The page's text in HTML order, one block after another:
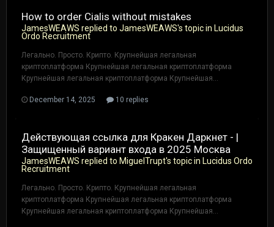
How to order Cialis without mistakes
JamesWEAWS replied to JamesWEAWS's topic in Lucidus
Ordo Recruitment
Легально. Просто. Крипто. Крупнейшая легальная
криптоплатформа Крупнейшая легальная криптоплатформа
Крупнейшая легальная криптоплатформа Крупнейшая...
December 14, 2025 10 replies
Действующая ссылка для Кракен Даркнет - |
Защищенный вариант входа в 2025 Москва
JamesWEAWS replied to MiguelTrupt's topic in Lucidus Ordo
Recruitment
Легально. Просто. Крипто. Крупнейшая легальная
криптоплатформа Крупнейшая легальная криптоплатформа
Крупнейшая легальная криптоплатформа Крупнейшая...